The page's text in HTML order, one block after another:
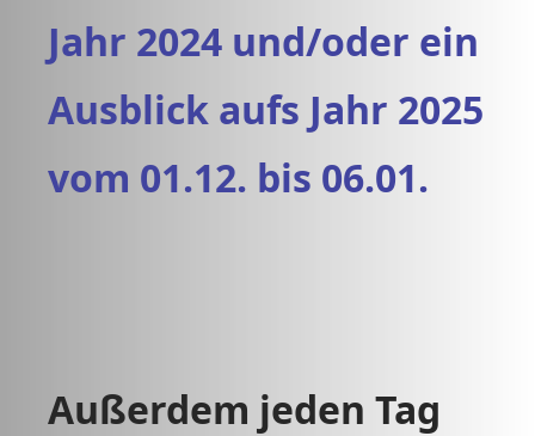
Jahr 2024 und/oder ein
Ausblick aufs Jahr 2025
vom 01.12. bis 06.01.
Außerdem jeden Tag